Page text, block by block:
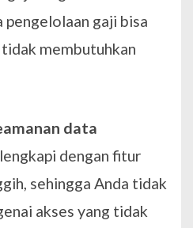
pengelolaan gaji bisa
membutuhkan
data
dengan fitur
sehingga Anda tidak
akses yang tidak